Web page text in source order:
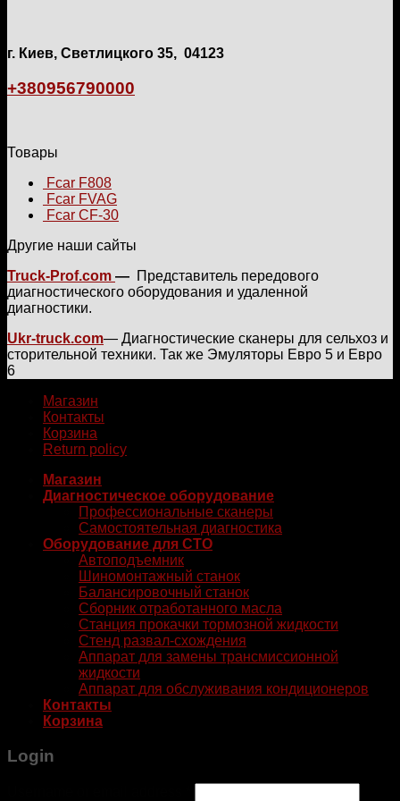
г. Киев, Светлицкого 35, 04123
+380956790000
Товары
Fcar F808
Fcar FVAG
Fcar CF-30
Другие наши сайты
Truck-Prof.com — Представитель передового
диагностического оборудования и удаленной
диагностики.
Ukr-truck.com— Диагностические сканеры для сельхоз и
сторительной техники. Так же Эмуляторы Евро 5 и Евро
6
Магазин
Контакты
Корзина
Return policy
Магазин
Диагностическое оборудование
Профессиональные сканеры
Самостоятельная диагностика
Оборудование для СТО
Автоподъемник
Шиномонтажный станок
Балансировочный станок
Сборник отработанного масла
Станция прокачки тормозной жидкости
Стенд развал-схождения
Аппарат для замены трансмиссионной
жидкости
Аппарат для обслуживания кондиционеров
Контакты
Корзина
Login